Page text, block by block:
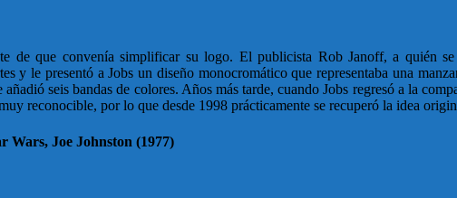
de que convenía simplificar su logo. El publicista Rob Janoff, a quién
y le presentó a Jobs un diseño monocromático que representaba una
seis bandas de colores. Años más tarde, cuando Jobs regresó a la
reconocible, por lo que desde 1998 prácticamente se recuperó la idea
Wars, Joe Johnston (1977)